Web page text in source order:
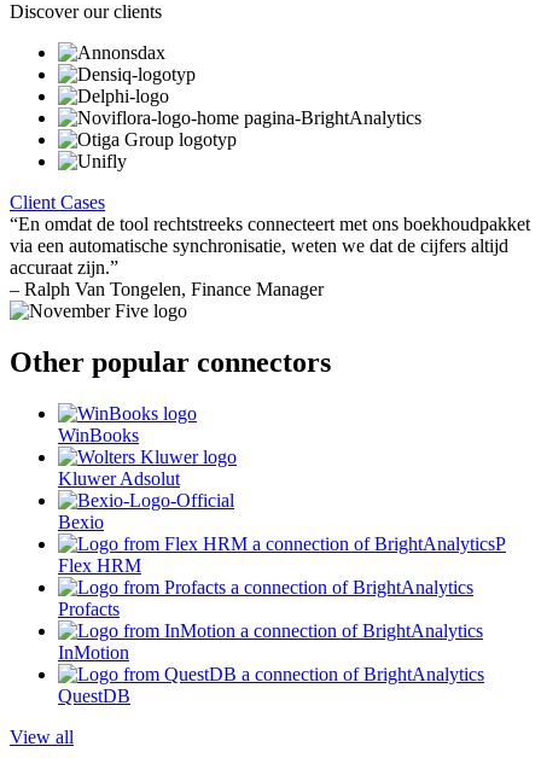
Discover our clients
Client Cases
“En omdat de tool rechtstreeks connecteert met ons boekhoudpakket
via een automatische synchronisatie, weten we dat de cijfers altijd
accuraat zijn.”
– Ralph Van Tongelen, Finance Manager
Other popular connectors
WinBooks
Kluwer Adsolut
Bexio
Flex HRM
Profacts
InMotion
QuestDB
View all